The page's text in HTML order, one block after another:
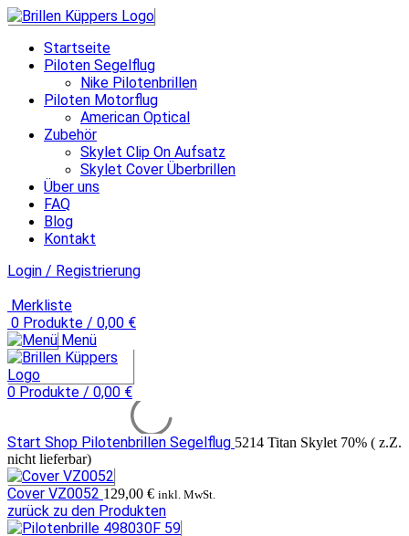
Startseite
Piloten Segelflug
Nike Pilotenbrillen
Piloten Motorflug
American Optical
Zubehör
Skylet Clip On Aufsatz
Skylet Cover Überbrillen
Über uns
FAQ
Blog
Kontakt
Login / Registrierung
Merkliste
0 Produkte / 0,00 €
Menü
0 Produkte / 0,00 €
Start Shop Pilotenbrillen Segelflug 5214 Titan Skylet 70% ( z.Z.
nicht lieferbar)
Cover VZ0052 129,00 € inkl. MwSt.
zurück zu den Produkten